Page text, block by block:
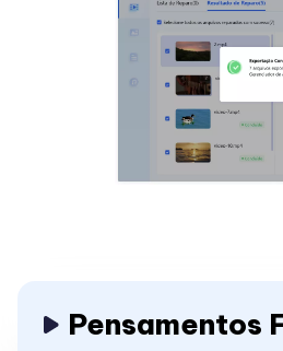
Pensamentos